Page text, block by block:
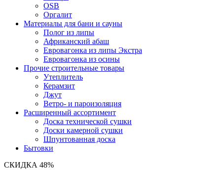
OSB
Оргалит
Материалы для бани и сауны
Полог из липы
Африканский абаш
Евровагонка из липы Экстра
Евровагонка из осины
Прочие строительные товары
Утеплитель
Керамзит
Джут
Ветро- и пароизоляция
Расширенный ассортимент
Доска технической сушки
Доски камерной сушки
Шпунтованная доска
Бытовки
СКИДКА 48%